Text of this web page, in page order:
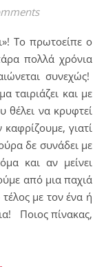
πολλά χρόνια
συνεχώς!
ταιριάζει και με
θέλει να κρυφτεί
γιατί
δε συνάδει με
και αν μείνει
από μια παχιά
με τον ένα ή
Ποιος πίνακας,